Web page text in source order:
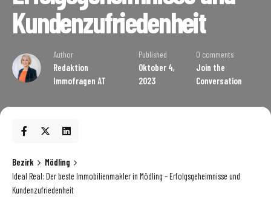
Kundenzufriedenheit
Author
Redaktion
Immofragen AT
Published
Oktober 4,
2023
0 comments
Join the
Conversation
Bezirk
Mödling
Ideal Real: Der beste Immobilienmakler in Mödling – Erfolgsgeheimnisse und
Kundenzufriedenheit